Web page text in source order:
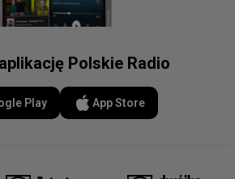
Polskie Radio
Play App Store